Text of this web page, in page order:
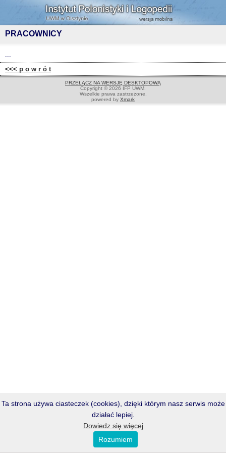
PRACOWNICY
...
<<< p o w r ó t
PRZEŁĄCZ NA WERSJĘ DESKTOPOWĄ
Copyright © 2026 IFP UWM.
Wszelkie prawa zastrzeżone.
powered by Xmark
Ta strona używa ciasteczek (cookies), dzięki którym nasz serwis może
działać lepiej.
Dowiedz się więcej
Rozumiem